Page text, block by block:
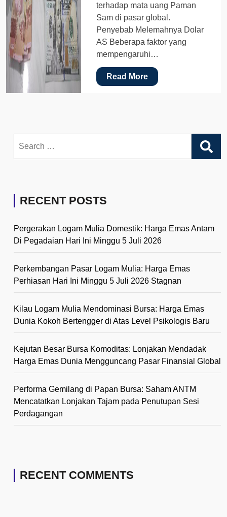
terhadap mata uang Paman
Sam di pasar global.
Penyebab Melemahnya Dolar
AS Beberapa faktor yang
mempengaruhi…
Read More
for:
RECENT POSTS
Pergerakan Logam Mulia Domestik: Harga Emas Antam
Di Pegadaian Hari Ini Minggu 5 Juli 2026
Perkembangan Pasar Logam Mulia: Harga Emas
Perhiasan Hari Ini Minggu 5 Juli 2026 Stagnan
Kilau Logam Mulia Mendominasi Bursa: Harga Emas
Dunia Kokoh Bertengger di Atas Level Psikologis Baru
Kejutan Besar Bursa Komoditas: Lonjakan Mendadak
Harga Emas Dunia Mengguncang Pasar Finansial Global
Performa Gemilang di Papan Bursa: Saham ANTM
Mencatatkan Lonjakan Tajam pada Penutupan Sesi
Perdagangan
RECENT COMMENTS